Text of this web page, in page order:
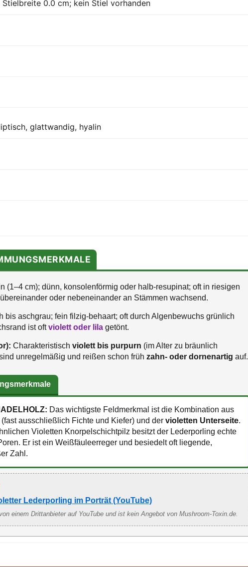
0.0 cm; kein Stiel vorhanden
glattwandig, hyalin
(1–4 cm); dünn, konsolenförmig oder halb-resupinat; oft in riesigen
oder nebeneinander an Stämmen wachsend.
bis aschgrau; fein filzig-behaart; oft durch Algenbewuchs grünlich
ist oftviolett oder lila getönt.
Charakteristisch violett bis purpurn (im Alter zu bräunlich
unregelmäßig und reißen schon früh zahn- oder dornenartig auf.
Das wichtigste Feldmerkmal ist die Kombination aus
(fast ausschließlich Fichte und Kiefer) und der violetten Unterseite.
Violetten Knorpelschichtpilz besitzt der Lederporling echte
Er ist ein Weißfäuleerreger und besiedelt oft liegende,
Zahl.
Lederporling im Porträt (YouTube)
einem Drittanbieter auf YouTube und ist kein Angebot von Mushroom-Toxin.de.